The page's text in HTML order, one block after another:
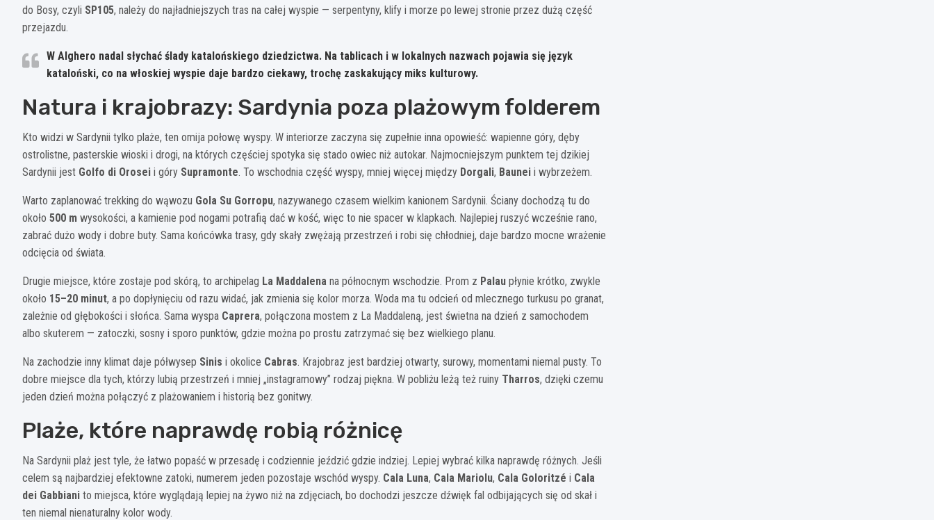
do Bosy, czyli SP105, należy do najładniejszych tras na całej wyspie — serpentyny, klify i morze po lewej stronie przez dużą część
przejazdu.
W Alghero nadal słychać ślady katalońskiego dziedzictwa. Na tablicach i w lokalnych nazwach pojawia się język
kataloński, co na włoskiej wyspie daje bardzo ciekawy, trochę zaskakujący miks kulturowy.
Natura i krajobrazy: Sardynia poza plażowym folderem
Kto widzi w Sardynii tylko plaże, ten omija połowę wyspy. W interiorze zaczyna się zupełnie inna opowieść: wapienne góry, dęby
ostrolistne, pasterskie wioski i drogi, na których częściej spotyka się stado owiec niż autokar. Najmocniejszym punktem tej dzikiej
Sardynii jest Golfo di Orosei i góry Supramonte. To wschodnia część wyspy, mniej więcej między Dorgali, Baunei i wybrzeżem.
Warto zaplanować trekking do wąwozu Gola Su Gorropu, nazywanego czasem wielkim kanionem Sardynii. Ściany dochodzą tu do
około 500 m wysokości, a kamienie pod nogami potrafią dać w kość, więc to nie spacer w klapkach. Najlepiej ruszyć wcześnie rano,
zabrać dużo wody i dobre buty. Sama końcówka trasy, gdy skały zwężają przestrzeń i robi się chłodniej, daje bardzo mocne wrażenie
odcięcia od świata.
Drugie miejsce, które zostaje pod skórą, to archipelag La Maddalena na północnym wschodzie. Prom z Palau płynie krótko, zwykle
około 15–20 minut, a po dopłynięciu od razu widać, jak zmienia się kolor morza. Woda ma tu odcień od mlecznego turkusu po granat,
zależnie od głębokości i słońca. Sama wyspa Caprera, połączona mostem z La Maddaleną, jest świetna na dzień z samochodem
albo skuterem — zatoczki, sosny i sporo punktów, gdzie można po prostu zatrzymać się bez wielkiego planu.
Na zachodzie inny klimat daje półwysep Sinis i okolice Cabras. Krajobraz jest bardziej otwarty, surowy, momentami niemal pusty. To
dobre miejsce dla tych, którzy lubią przestrzeń i mniej „instagramowy” rodzaj piękna. W pobliżu leżą też ruiny Tharros, dzięki czemu
jeden dzień można połączyć z plażowaniem i historią bez gonitwy.
Plaże, które naprawdę robią różnicę
Na Sardynii plaż jest tyle, że łatwo popaść w przesadę i codziennie jeździć gdzie indziej. Lepiej wybrać kilka naprawdę różnych. Jeśli
celem są najbardziej efektowne zatoki, numerem jeden pozostaje wschód wyspy. Cala Luna, Cala Mariolu, Cala Goloritzé i Cala
dei Gabbiani to miejsca, które wyglądają lepiej na żywo niż na zdjęciach, bo dochodzi jeszcze dźwięk fal odbijających się od skał i
ten niemal nienaturalny kolor wody.